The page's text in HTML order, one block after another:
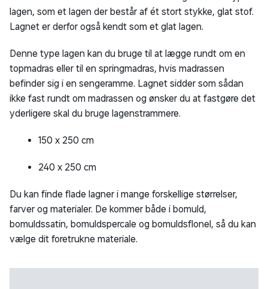
lagen, som et lagen der består af ét stort stykke, glat stof.
Lagnet er derfor også kendt som et glat lagen.
Denne type lagen kan du bruge til at lægge rundt om en
topmadras eller til en springmadras, hvis madrassen
befinder sig i en sengeramme. Lagnet sidder som sådan
ikke fast rundt om madrassen og ønsker du at fastgøre det
yderligere skal du bruge lagenstrammere.
150 x 250 cm
240 x 250 cm
Du kan finde flade lagner i mange forskellige størrelser,
farver og materialer. De kommer både i bomuld,
bomuldssatin, bomuldspercale og bomuldsflonel, så du kan
vælge dit foretrukne materiale.